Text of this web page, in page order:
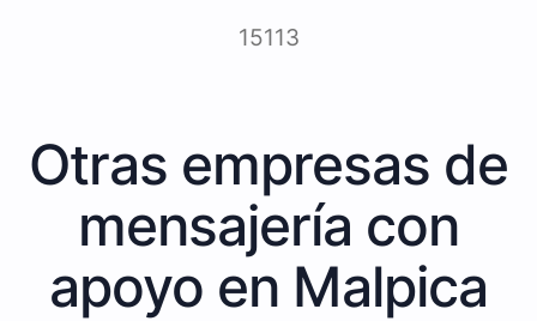
15113
Otras empresas de
mensajería con
apoyo en Malpica